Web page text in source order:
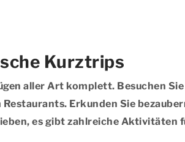
Kurztrips
aller Art komplett. Besuchen
Erkunden Sie
es gibt zahlreiche Aktivitäten